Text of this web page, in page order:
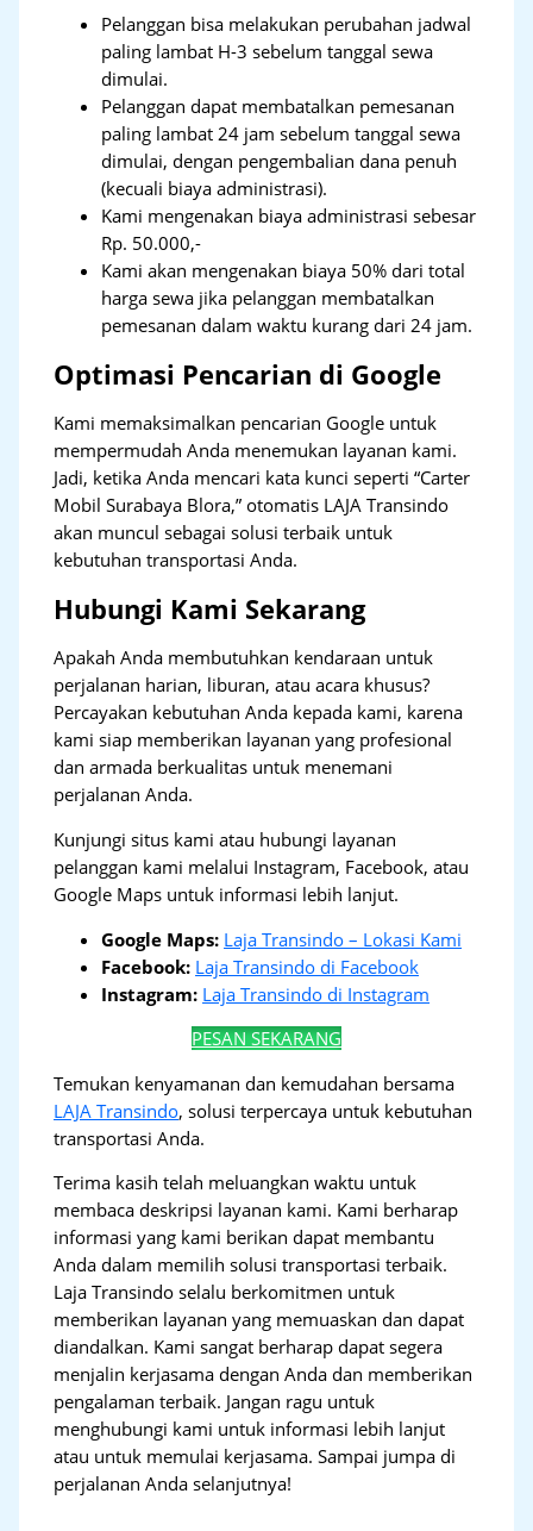
Pelanggan bisa melakukan perubahan jadwal
paling lambat H-3 sebelum tanggal sewa
dimulai.
Pelanggan dapat membatalkan pemesanan
paling lambat 24 jam sebelum tanggal sewa
dimulai, dengan pengembalian dana penuh
(kecuali biaya administrasi).
Kami mengenakan biaya administrasi sebesar
Rp. 50.000,-
Kami akan mengenakan biaya 50% dari total
harga sewa jika pelanggan membatalkan
pemesanan dalam waktu kurang dari 24 jam.
Optimasi Pencarian di Google
Kami memaksimalkan pencarian Google untuk
mempermudah Anda menemukan layanan kami.
Jadi, ketika Anda mencari kata kunci seperti “Carter
Mobil Surabaya Blora,” otomatis LAJA Transindo
akan muncul sebagai solusi terbaik untuk
kebutuhan transportasi Anda.
Hubungi Kami Sekarang
Apakah Anda membutuhkan kendaraan untuk
perjalanan harian, liburan, atau acara khusus?
Percayakan kebutuhan Anda kepada kami, karena
kami siap memberikan layanan yang profesional
dan armada berkualitas untuk menemani
perjalanan Anda.
Kunjungi situs kami atau hubungi layanan
pelanggan kami melalui Instagram, Facebook, atau
Google Maps untuk informasi lebih lanjut.
Google Maps: Laja Transindo – Lokasi Kami
Facebook: Laja Transindo di Facebook
Instagram: Laja Transindo di Instagram
PESAN SEKARANG
Temukan kenyamanan dan kemudahan bersama
LAJA Transindo, solusi terpercaya untuk kebutuhan
transportasi Anda.
Terima kasih telah meluangkan waktu untuk
membaca deskripsi layanan kami. Kami berharap
informasi yang kami berikan dapat membantu
Anda dalam memilih solusi transportasi terbaik.
Laja Transindo selalu berkomitmen untuk
memberikan layanan yang memuaskan dan dapat
diandalkan. Kami sangat berharap dapat segera
menjalin kerjasama dengan Anda dan memberikan
pengalaman terbaik. Jangan ragu untuk
menghubungi kami untuk informasi lebih lanjut
atau untuk memulai kerjasama. Sampai jumpa di
perjalanan Anda selanjutnya!